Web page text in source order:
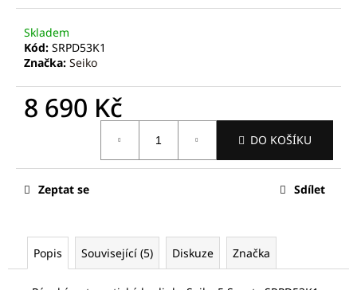
Skladem
Kód: SRPD53K1
Značka: Seiko
8 690 Kč
DO KOŠÍKU
Zeptat se Sdílet
Popis Související (5) Diskuze Značka
D
o
p
č
u